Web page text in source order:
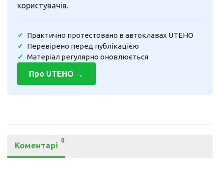
користувачів.
Практично протестовано в автоклавах UTEHO
Перевірено перед публікацією
Матеріал регулярно оновлюється
Про UTEHO →
Коментарі
0